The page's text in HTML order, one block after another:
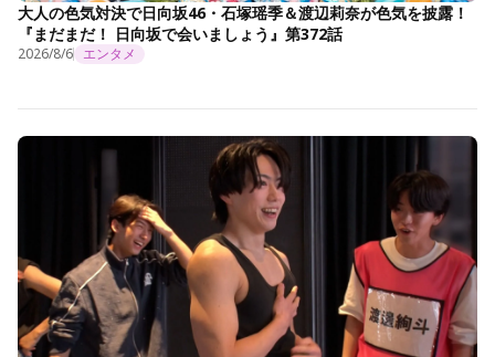
大人の色気対決で日向坂46・石塚瑶季＆渡辺莉奈が色気を披露！
『まだまだ！ 日向坂で会いましょう』第372話
2026/8/6 エンタメ